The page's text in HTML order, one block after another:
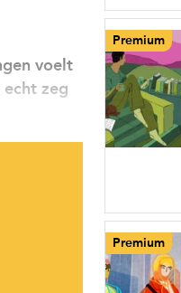
voelt
zeg
Premium
Premium